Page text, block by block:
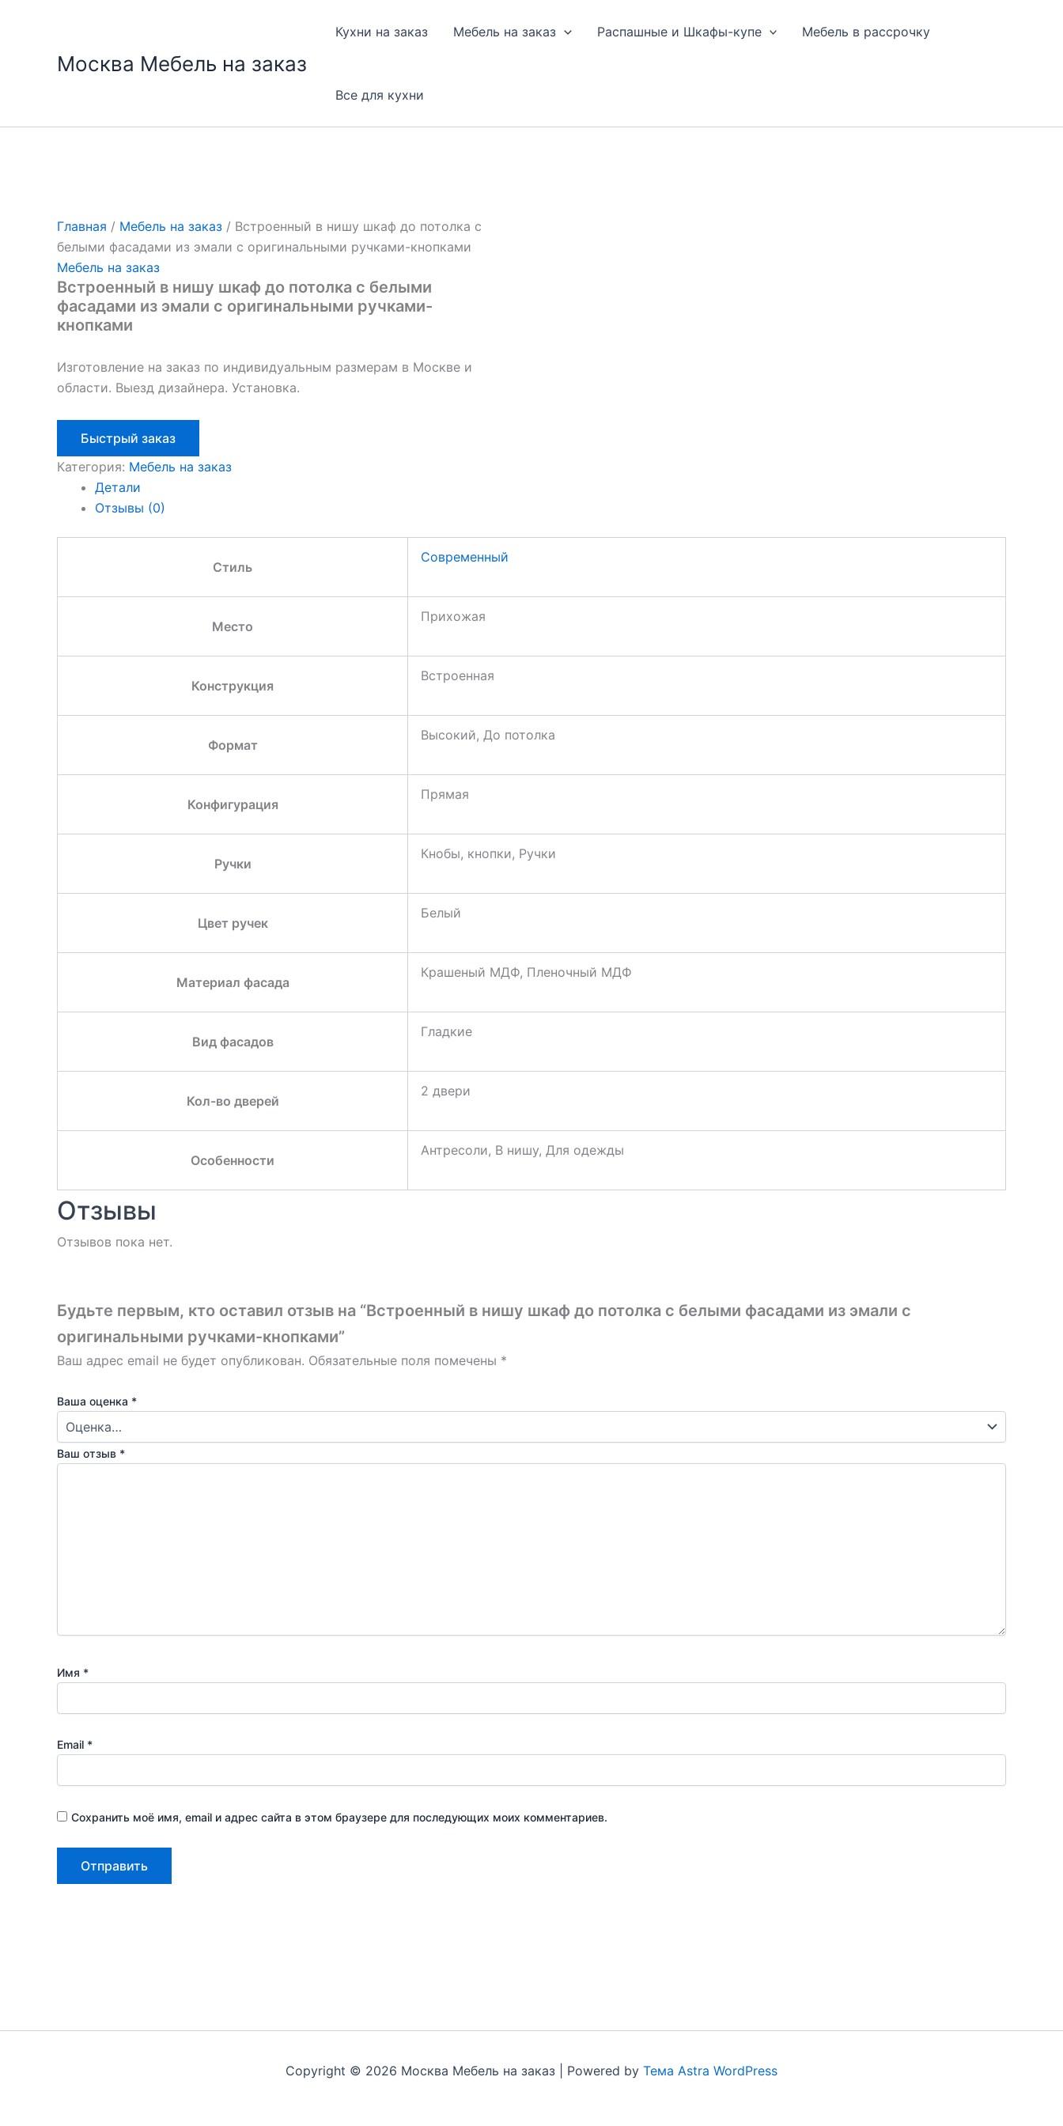
Москва Мебель на заказ
Кухни на заказ Мебель на заказ Распашные и Шкафы-купе Мебель в рассрочку
Все для кухни
Главная / Мебель на заказ / Встроенный в нишу шкаф до потолка с
белыми фасадами из эмали с оригинальными ручками-кнопками
Мебель на заказ
Встроенный в нишу шкаф до потолка с белыми
фасадами из эмали с оригинальными ручками-
кнопками
Изготовление на заказ по индивидуальным размерам в Москве и
области. Выезд дизайнера. Установка.
Быстрый заказ
Категория: Мебель на заказ
Детали
Отзывы (0)
Стиль
Современный
Место
Прихожая
Конструкция
Встроенная
Формат
Высокий, До потолка
Конфигурация
Прямая
Ручки
Кнобы, кнопки, Ручки
Цвет ручек
Белый
Материал фасада
Крашеный МДФ, Пленочный МДФ
Вид фасадов
Гладкие
Кол-во дверей
2 двери
Особенности
Антресоли, В нишу, Для одежды
Отзывы
Отзывов пока нет.
Будьте первым, кто оставил отзыв на “Встроенный в нишу шкаф до потолка с белыми фасадами из эмали с
оригинальными ручками-кнопками”
Ваш адрес email не будет опубликован. Обязательные поля помечены *
Ваша оценка *
Ваш отзыв *
Имя *
Email *
Сохранить моё имя, email и адрес сайта в этом браузере для последующих моих комментариев.
Copyright © 2026 Москва Мебель на заказ | Powered by Тема Astra WordPress